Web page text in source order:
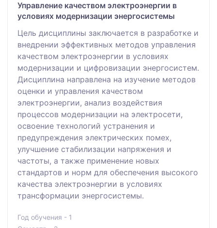
Управление качеством электроэнергии в
условиях модернизации энергосистемы
Цель дисциплины заключается в разработке и
внедрении эффективных методов управления
качеством электроэнергии в условиях
модернизации и цифровизации энергосистем.
Дисциплина направлена на изучение методов
оценки и управления качеством
электроэнергии, анализ воздействия
процессов модернизации на электросети,
освоение технологий устранения и
предупреждения электрических помех,
улучшение стабилизации напряжения и
частоты, а также применение новых
стандартов и норм для обеспечения высокого
качества электроэнергии в условиях
трансформации энергосистемы.
Год обучения - 1